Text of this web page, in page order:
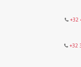
+32
+32